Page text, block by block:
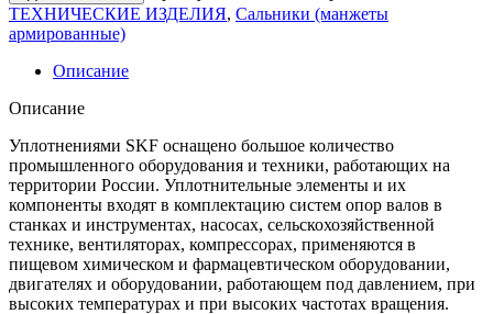
ТЕХНИЧЕСКИЕ ИЗДЕЛИЯ, Сальники (манжеты
армированные)
Описание
Описание
Уплотнениями SKF оснащено большое количество
промышленного оборудования и техники, работающих на
территории России. Уплотнительные элементы и их
компоненты входят в комплектацию систем опор валов в
станках и инструментах, насосах, сельскохозяйственной
технике, вентиляторах, компрессорах, применяются в
пищевом химическом и фармацевтическом оборудовании,
двигателях и оборудовании, работающем под давлением, при
высоких температурах и при высоких частотах вращения.